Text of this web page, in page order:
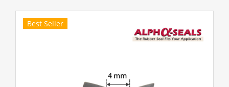
Best Seller